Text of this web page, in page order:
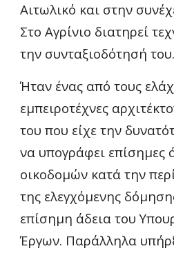
Αιτωλικό και στην
Στο Αγρίνιο διατηρεί
την συνταξιοδότησή του.
Ήταν ένας από τους
εμπειροτέχνες
του που είχε την
να υπογράφει επίσημες
οικοδομών κατά την
της ελεγχόμενης
επίσημη άδεια του
Έργων. Παράλληλα